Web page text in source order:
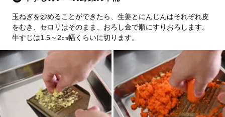
玉ねぎを炒めることができたら、生姜とにんじんはそれぞれ皮
をむき、セロリはそのまま、おろし金で順にすりおろします。
牛すじは1.5～2㎝幅くらいに切ります。